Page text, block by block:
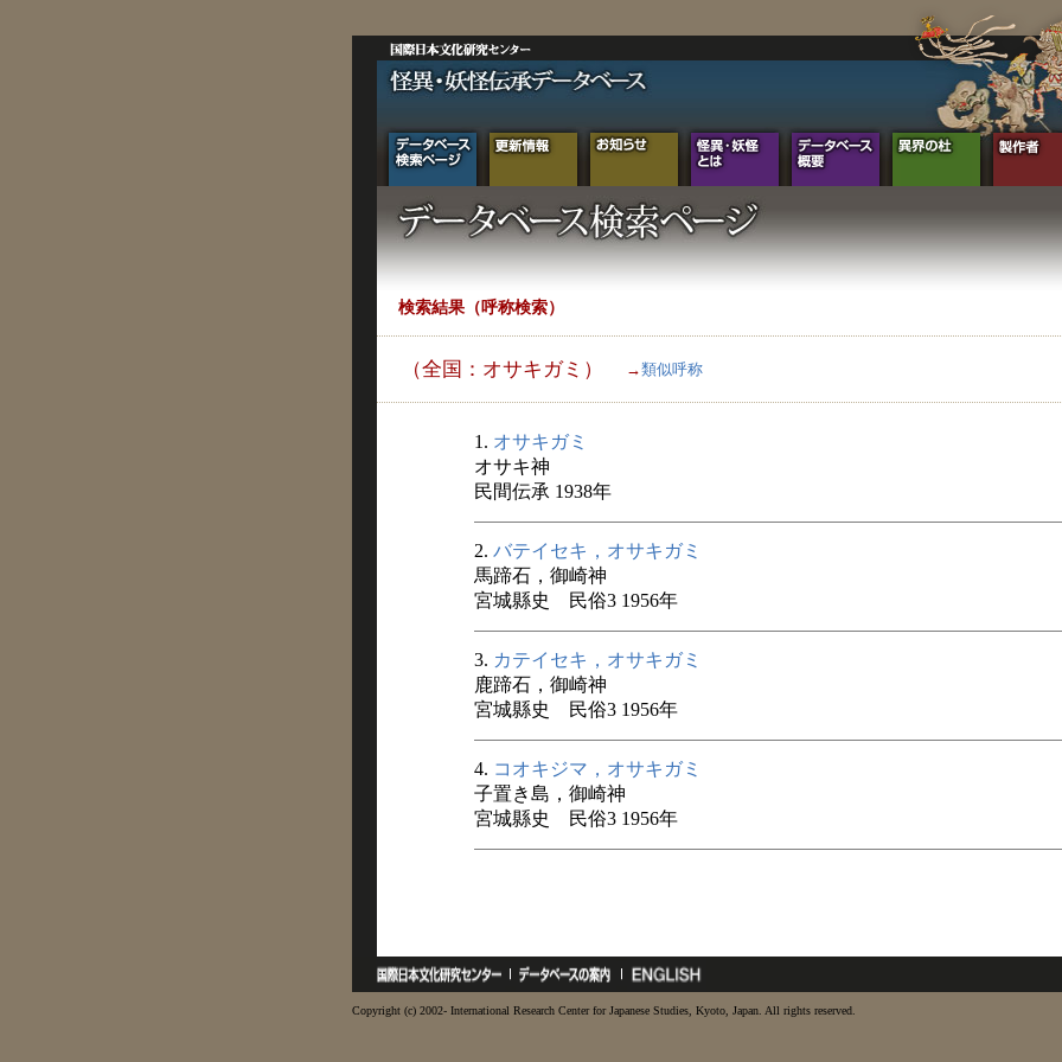
検索結果（呼称検索）
（全国：オサキガミ） →類似呼称
1. オサキガミ
オサキ神
民間伝承 1938年
2. バテイセキ，オサキガミ
馬蹄石，御崎神
宮城縣史 民俗3 1956年
3. カテイセキ，オサキガミ
鹿蹄石，御崎神
宮城縣史 民俗3 1956年
4. コオキジマ，オサキガミ
子置き島，御崎神
宮城縣史 民俗3 1956年
Copyright (c) 2002- International Research Center for Japanese Studies, Kyoto, Japan. All rights reserved.